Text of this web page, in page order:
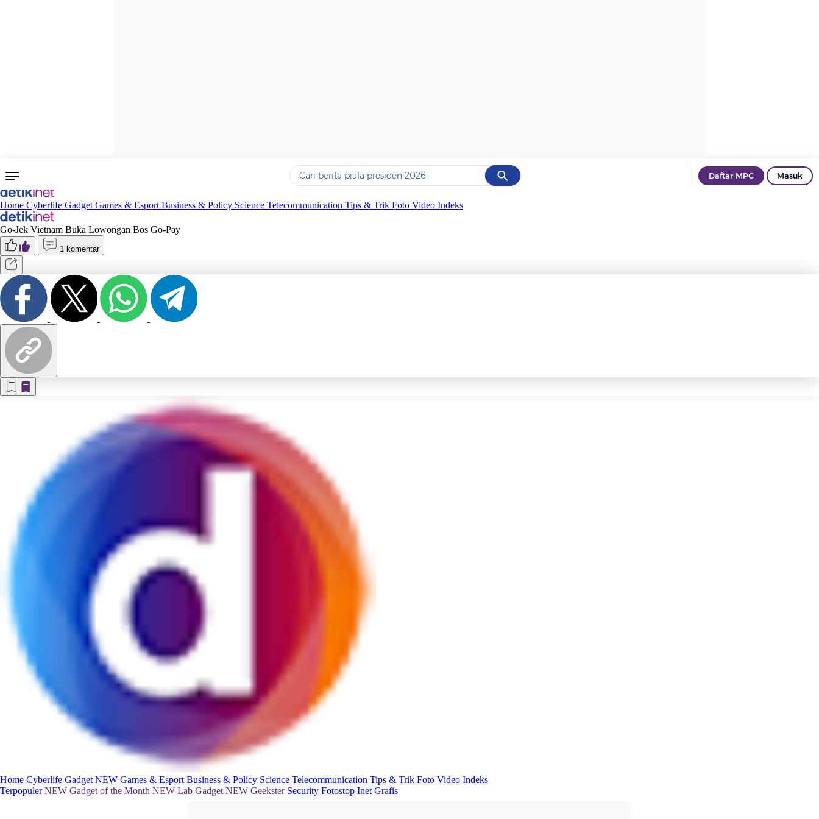
Cancel
Yang sedang ramai dicari
Terakhir yang dicari
Daftar MPC Masuk
Home Cyberlife Gadget Games & Esport Business & Policy Science Telecommunication Tips & Trik Foto Video Indeks
Go-Jek Vietnam Buka Lowongan Bos Go-Pay
1 komentar
Home Cyberlife Gadget NEW Games & Esport Business & Policy Science Telecommunication Tips & Trik Foto Video Indeks
TerpopulerNEW Gadget of the Month NEW Lab Gadget NEW Geekster Security Fotostop Inet Grafis